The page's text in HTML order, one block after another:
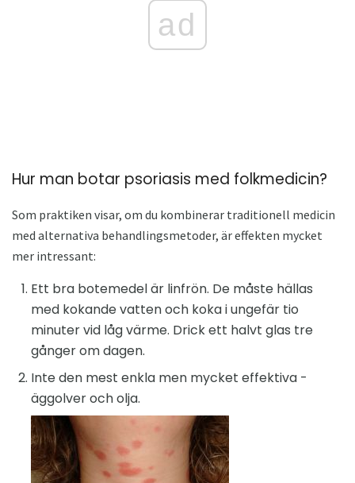
ad
Hur man botar psoriasis med folkmedicin?
Som praktiken visar, om du kombinerar traditionell medicin
med alternativa behandlingsmetoder, är effekten mycket
mer intressant:
Ett bra botemedel är linfrön. De måste hällas
med kokande vatten och koka i ungefär tio
minuter vid låg värme. Drick ett halvt glas tre
gånger om dagen.
Inte den mest enkla men mycket effektiva -
äggolver och olja.